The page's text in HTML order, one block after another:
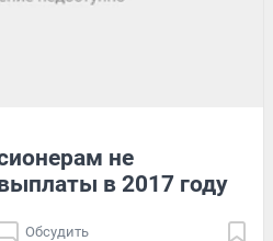
не
в 2017 году
Обсудить